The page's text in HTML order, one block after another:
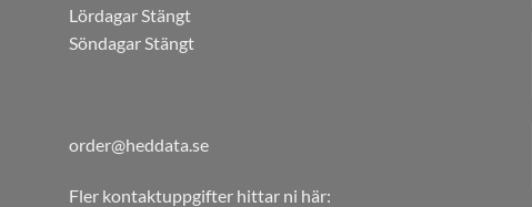
Lördagar Stängt
Söndagar Stängt
order@heddata.se
Fler kontaktuppgifter hittar ni här: